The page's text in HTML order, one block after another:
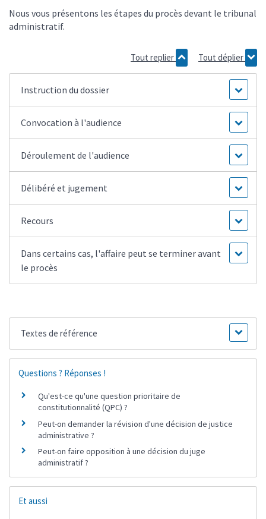
Nous vous présentons les étapes du procès devant le tribunal
administratif.
Tout replier Tout déplier
Instruction du dossier
Convocation à l'audience
Déroulement de l'audience
Délibéré et jugement
Recours
Dans certains cas, l'affaire peut se terminer avant
le procès
Textes de référence
Questions ? Réponses !
Qu'est-ce qu'une question prioritaire de
constitutionnalité (QPC) ?
Peut-on demander la révision d'une décision de justice
administrative ?
Peut-on faire opposition à une décision du juge
administratif ?
Et aussi